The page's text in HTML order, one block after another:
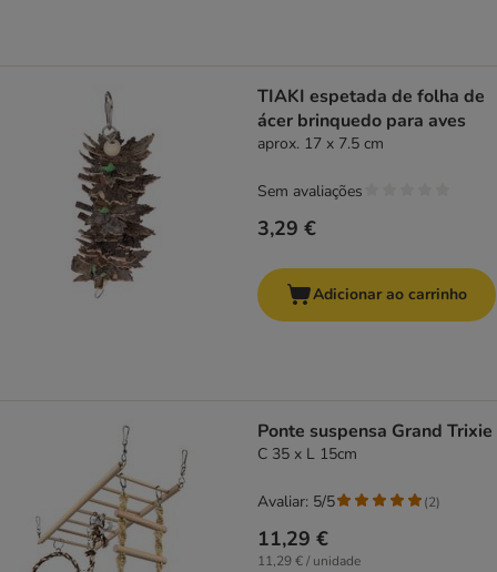
TIAKI espetada de folha de
ácer brinquedo para aves
aprox. 17 x 7.5 cm
3,29 €
Sem avaliações
Adicionar ao carrinho
Ponte suspensa Grand Trixie
C 35 x L 15cm
11,29 €
11,29 € / unidade
Avaliar: 5/5 (2)